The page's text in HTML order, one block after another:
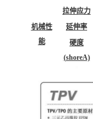
机械性
能
拉伸应力
延伸率
硬度
(shoreA)